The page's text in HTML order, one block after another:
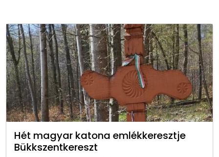
Hét magyar katona emlékkeresztje
Bükkszentkereszt